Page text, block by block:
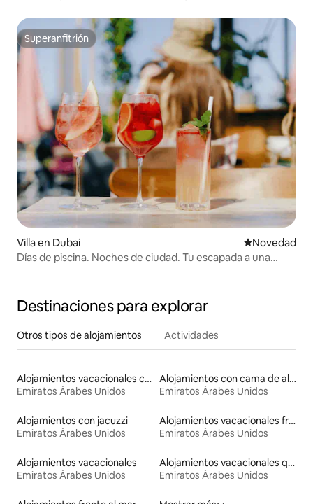
Superanfitrión
Superanfitrión
Villa en Dubai Lugar para
Novedad
Días de piscina. Noches de ciudad. Tu escapada a una
Destinaciones para explorar
Otros tipos de alojamientos Actividades
Alojamientos vacacionales con piscina
Emiratos Árabes Unidos
Alojamientos con cama de altura accesible
Emiratos Árabes Unidos
Alojamientos con jacuzzi
Emiratos Árabes Unidos
Alojamientos vacacionales frente a la playa
Emiratos Árabes Unidos
Alojamientos vacacionales
Emiratos Árabes Unidos
Alojamientos vacacionales que admiten mascotas
Emiratos Árabes Unidos